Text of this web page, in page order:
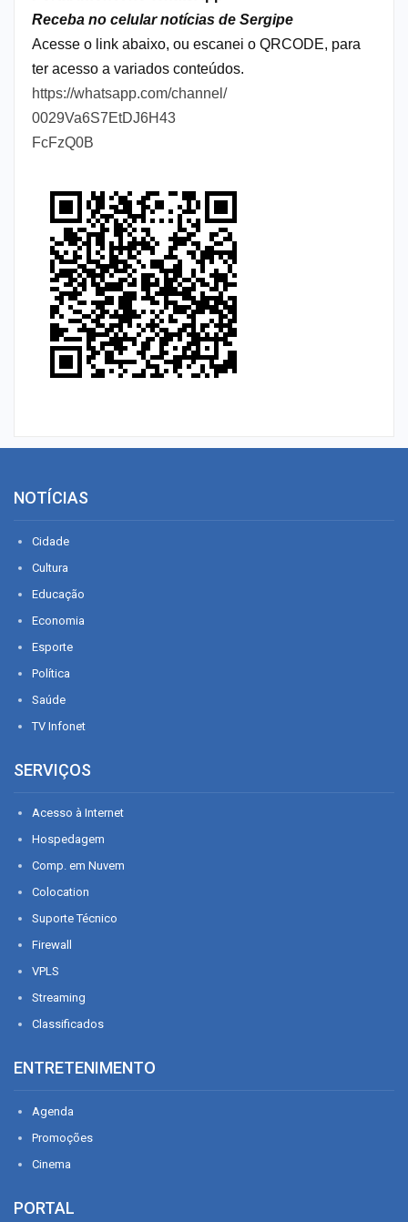
Receba no celular notícias de Sergipe
Acesse o link abaixo, ou escanei o QRCODE, para
ter acesso a variados conteúdos.
https://whatsapp.com/channel/
0029Va6S7EtDJ6H43
FcFzQ0B
NOTÍCIAS
Cidade
Cultura
Educação
Economia
Esporte
Política
Saúde
TV Infonet
SERVIÇOS
Acesso à Internet
Hospedagem
Comp. em Nuvem
Colocation
Suporte Técnico
Firewall
VPLS
Streaming
Classificados
ENTRETENIMENTO
Agenda
Promoções
Cinema
PORTAL